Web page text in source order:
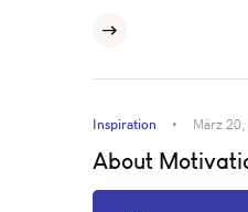
Inspiration März
About